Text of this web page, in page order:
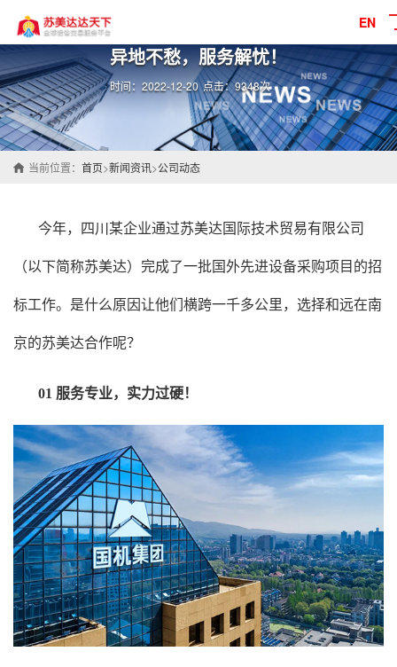
EN
异地不愁，服务解忧！
时间：2022-12-20 点击：9348次
当前位置： 首页>新闻资讯>公司动态
今年，四川某企业通过苏美达国际技术贸易有限公司
（以下简称苏美达）完成了一批国外先进设备采购项目的招
标工作。是什么原因让他们横跨一千多公里，选择和远在南
京的苏美达合作呢？
01 服务专业，实力过硬！